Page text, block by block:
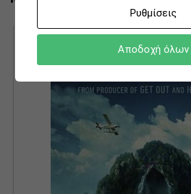
Ρυθμίσεις
Αποδοχή όλων